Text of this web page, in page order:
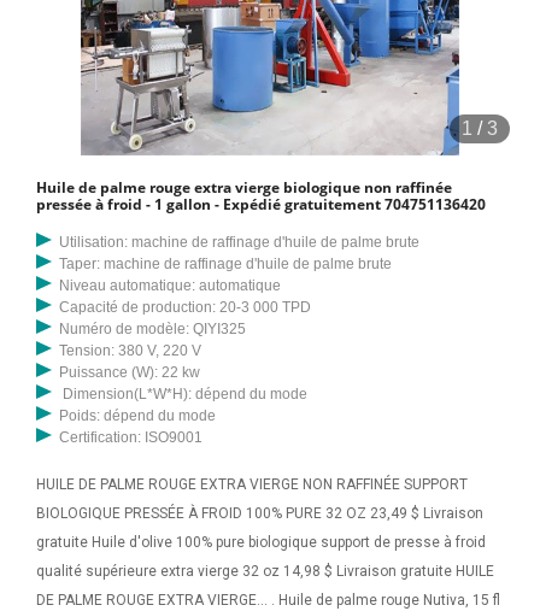
1 /3
Huile de palme rouge extra vierge biologique non raffinée
pressée à froid - 1 gallon - Expédié gratuitement 704751136420
Utilisation: machine de raffinage d'huile de palme brute
Taper: machine de raffinage d'huile de palme brute
Niveau automatique: automatique
Capacité de production: 20-3 000 TPD
Numéro de modèle: QIYI325
Tension: 380 V, 220 V
Puissance (W): 22 kw
Dimension(L*W*H): dépend du mode
Poids: dépend du mode
Certification: ISO9001
HUILE DE PALME ROUGE EXTRA VIERGE NON RAFFINÉE SUPPORT
BIOLOGIQUE PRESSÉE À FROID 100% PURE 32 OZ 23,49 $ Livraison
gratuite Huile d'olive 100% pure biologique support de presse à froid
qualité supérieure extra vierge 32 oz 14,98 $ Livraison gratuite HUILE
DE PALME ROUGE EXTRA VIERGE... . Huile de palme rouge Nutiva, 15 fl